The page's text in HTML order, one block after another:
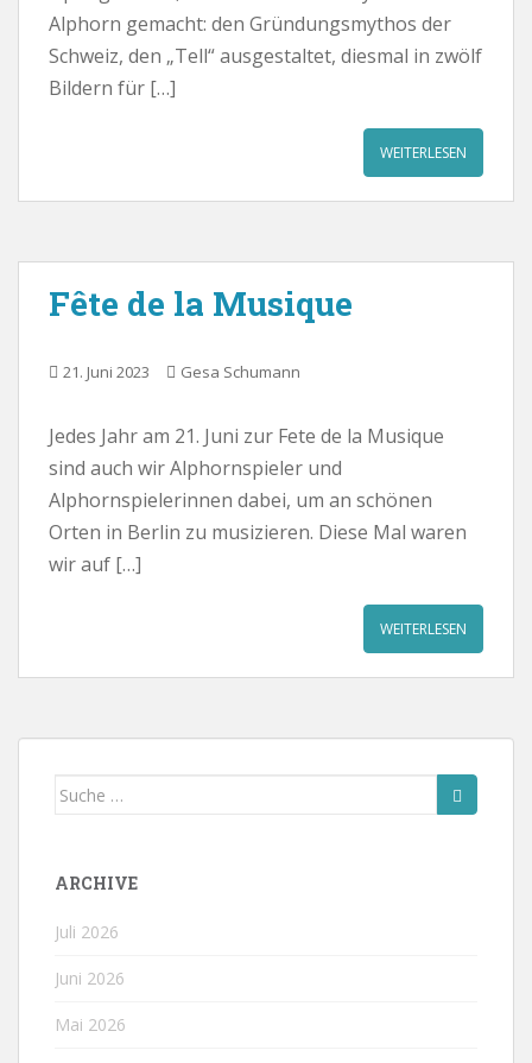
Alphorn gemacht: den Gründungsmythos der
Schweiz, den „Tell“ ausgestaltet, diesmal in zwölf
Bildern für […]
WEITERLESEN
Fête de la Musique
21. Juni 2023 Gesa Schumann
Jedes Jahr am 21. Juni zur Fete de la Musique
sind auch wir Alphornspieler und
Alphornspielerinnen dabei, um an schönen
Orten in Berlin zu musizieren. Diese Mal waren
wir auf […]
WEITERLESEN
Suche
ARCHIVE
Juli 2026
Juni 2026
Mai 2026